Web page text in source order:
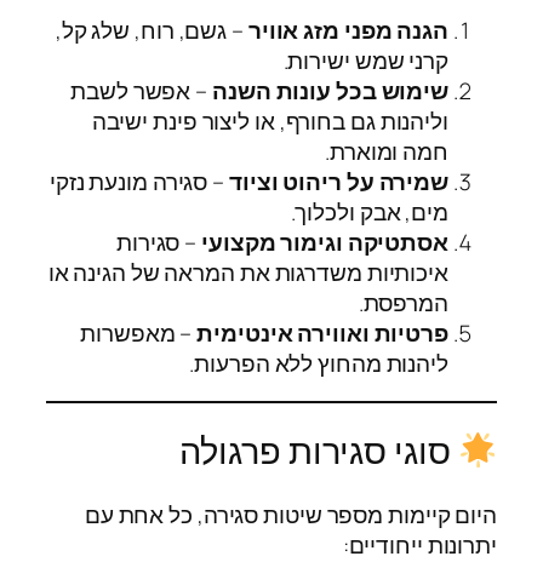
הגנה מפני מזג אוויר– גשם, רוח, שלג קל,
קרני שמש ישירות.
שימוש בכל עונות השנה – אפשר לשבת
וליהנות גם בחורף, או ליצור פינת ישיבה
חמה ומוארת.
שמירה על ריהוט וציוד– סגירה מונעת נזקי
מים, אבק ולכלוך.
אסתטיקה וגימור מקצועי – סגירות
איכותיות משדרגות את המראה של הגינה או
המרפסת.
פרטיות ואווירה אינטימית– מאפשרות
ליהנות מהחוץ ללא הפרעות.
סוגי סגירות פרגולה
היום קיימות מספר שיטות סגירה, כל אחת עם
יתרונות ייחודיים: